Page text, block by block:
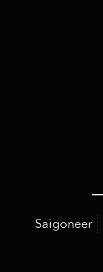
Saigoneer